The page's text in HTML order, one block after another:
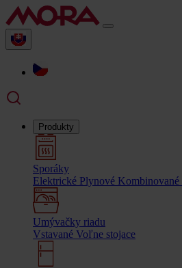
Produkty
Sporáky
Elektrické Plynové Kombinované
Umývačky riadu
Vstavané Voľne stojace